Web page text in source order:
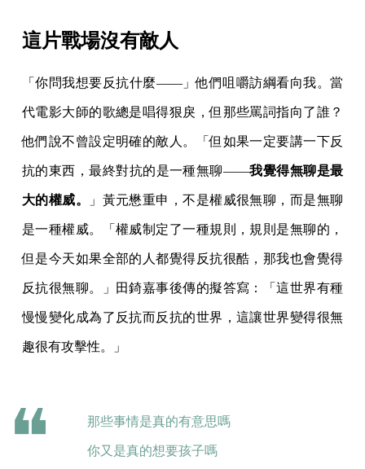
這片戰場沒有敵人
「你問我想要反抗什麼——」他們咀嚼訪綱看向我。當
代電影大師的歌總是唱得狠戾，但那些罵詞指向了誰？
他們說不曾設定明確的敵人。「但如果一定要講一下反
抗的東西，最終對抗的是一種無聊——我覺得無聊是最
大的權威。 」黃元懋重申，不是權威很無聊，而是無聊
是一種權威。「權威制定了一種規則，規則是無聊的，
但是今天如果全部的人都覺得反抗很酷，那我也會覺得
反抗很無聊。」田錡嘉事後傳的擬答寫：「這世界有種
慢慢變化成為了反抗而反抗的世界，這讓世界變得很無
趣很有攻擊性。」
那些事情是真的有意思嗎
你又是真的想要孩子嗎